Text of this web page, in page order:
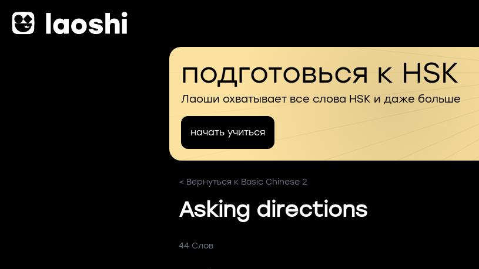
подготовься к HSK
Лаоши охватывает все слова HSK и даже больше
начать учиться
< Вернуться к Basic Chinese 2
Asking directions
44 Слов